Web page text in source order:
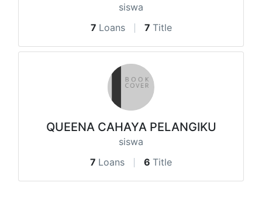
siswa
7 Loans 7 Title
QUEENA CAHAYA PELANGIKU
siswa
7 Loans 6 Title